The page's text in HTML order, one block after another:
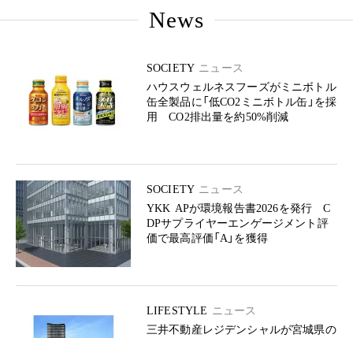
News
SOCIETY ニュース
ハウスウェルネスフーズがミニボトル
缶全製品に「低CO2ミニボトル缶」を採
用 CO2排出量を約50%削減
SOCIETY ニュース
YKK APが環境報告書2026を発行 C
DPサプライヤーエンゲージメント評
価で最高評価「A」を獲得
LIFESTYLE ニュース
三井不動産レジデンシャルが宮城県の